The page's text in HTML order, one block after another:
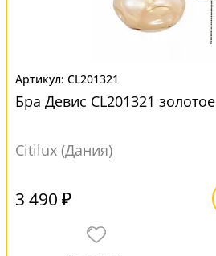
CL201321
Бра Девис CL201321 золотое
Citilux (Дания)
3 490 ₽